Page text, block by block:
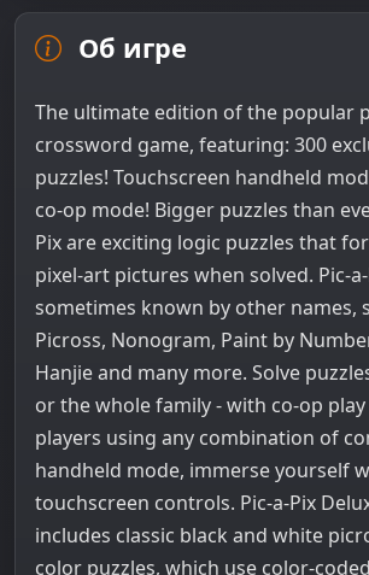
Об игре
The ultimate edition of the popular
crossword game, featuring: 300
puzzles! Touchscreen handheld
co-op mode! Bigger puzzles than
Pix are exciting logic puzzles that
pixel-art pictures when solved. Pic-
sometimes known by other names,
Picross, Nonogram, Paint by
Hanjie and many more. Solve
or the whole family - with co-op
players using any combination of
handheld mode, immerse yourself
touchscreen controls. Pic-a-Pix
includes classic black and white
color puzzles, which use color-